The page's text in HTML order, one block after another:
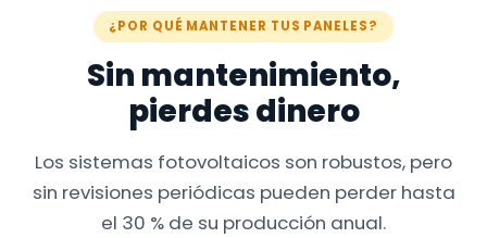
¿POR QUÉ MANTENER TUS PANELES?
Sin mantenimiento,
pierdes dinero
Los sistemas fotovoltaicos son robustos, pero
sin revisiones periódicas pueden perder hasta
el 30 % de su producción anual.